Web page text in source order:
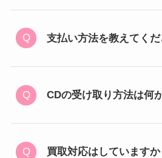
支払い方法を教えてくだ
CDの受け取り方法は何
買取対応はしていますか